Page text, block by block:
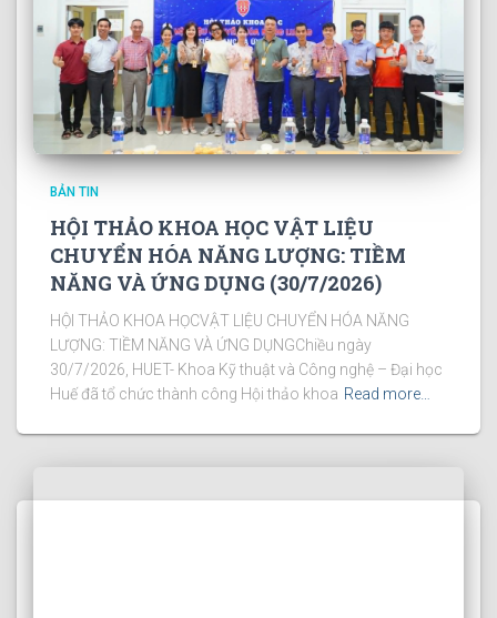
BẢN TIN
HỘI THẢO KHOA HỌC VẬT LIỆU
CHUYỂN HÓA NĂNG LƯỢNG: TIỀM
NĂNG VÀ ỨNG DỤNG (30/7/2026)
HỘI THẢO KHOA HỌCVẬT LIỆU CHUYỂN HÓA NĂNG
LƯỢNG: TIỀM NĂNG VÀ ỨNG DỤNGChiều ngày
30/7/2026, HUET- Khoa Kỹ thuật và Công nghệ – Đại học
Huế đã tổ chức thành công Hội thảo khoa Read more…